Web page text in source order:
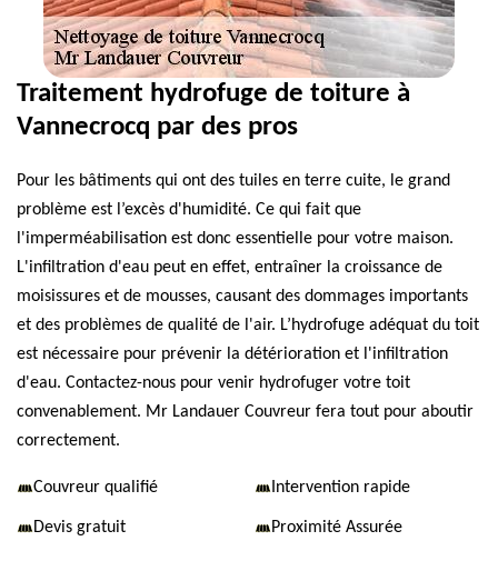
Traitement hydrofuge de toiture à
Vannecrocq par des pros
Pour les bâtiments qui ont des tuiles en terre cuite, le grand
problème est l’excès d'humidité. Ce qui fait que
l'imperméabilisation est donc essentielle pour votre maison.
L'infiltration d'eau peut en effet, entraîner la croissance de
moisissures et de mousses, causant des dommages importants
et des problèmes de qualité de l'air. L’hydrofuge adéquat du toit
est nécessaire pour prévenir la détérioration et l'infiltration
d'eau. Contactez-nous pour venir hydrofuger votre toit
convenablement. Mr Landauer Couvreur fera tout pour aboutir
correctement.
Couvreur qualifié Intervention rapide
Devis gratuit Proximité Assurée